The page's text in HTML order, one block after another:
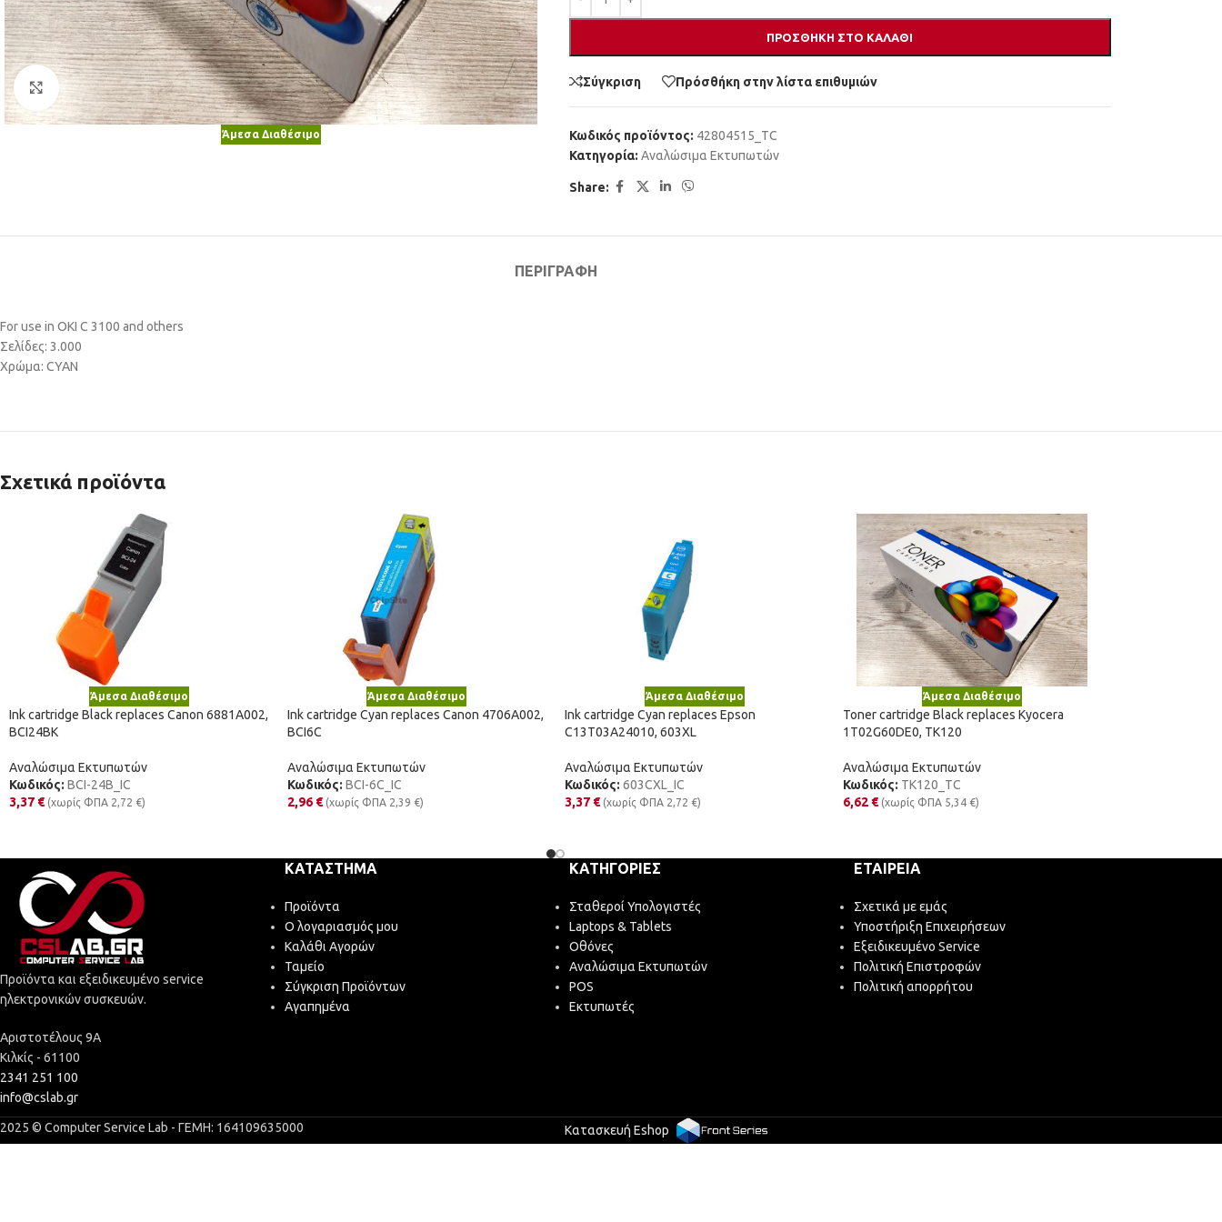
Κλικ για μεγέθυνση
Άμεσα Διαθέσιμο
ΠΡΟΣΘΉΚΗ ΣΤΟ ΚΑΛΆΘΙ
Σύγκριση Πρόσθήκη στην λίστα επιθυμιών
Κωδικός προϊόντος: 42804515_TC
Κατηγορία: Αναλώσιμα Εκτυπωτών
Share:
ΠΕΡΙΓΡΑΦΉ
For use in OKI C 3100 and others
Σελίδες: 3.000
Χρώμα: CYAN
Σχετικά προϊόντα
Άμεσα Διαθέσιμο
Ink cartridge Black replaces Canon 6881A002,
BCI24BK
Αναλώσιμα Εκτυπωτών
Κωδικός: BCI-24B_IC
3,37 € (χωρίς ΦΠΑ 2,72 €)
Άμεσα Διαθέσιμο
Ink cartridge Cyan replaces Canon 4706A002,
BCI6C
Αναλώσιμα Εκτυπωτών
Κωδικός: BCI-6C_IC
2,96 € (χωρίς ΦΠΑ 2,39 €)
Άμεσα Διαθέσιμο
Ink cartridge Cyan replaces Epson
C13T03A24010, 603XL
Αναλώσιμα Εκτυπωτών
Κωδικός: 603CXL_IC
3,37 € (χωρίς ΦΠΑ 2,72 €)
Άμεσα Διαθέσιμο
Toner cartridge Black replaces Kyocera
1T02G60DE0, TK120
Αναλώσιμα Εκτυπωτών
Κωδικός: TK120_TC
6,62 € (χωρίς ΦΠΑ 5,34 €)
Προϊόντα και εξειδικευμένο service
ηλεκτρονικών συσκευών.
Αριστοτέλους 9Α
Κιλκίς - 61100
2341 251 100
info@cslab.gr
ΚΑΤΆΣΤΗΜΑ
Προϊόντα
Ο λογαριασμός μου
Καλάθι Αγορών
Ταμείο
Σύγκριση Προϊόντων
Αγαπημένα
ΚΑΤΗΓΟΡΊΕΣ
Σταθεροί Υπολογιστές
Laptops & Tablets
Οθόνες
Αναλώσιμα Εκτυπωτών
POS
Εκτυπωτές
ΕΤΑΙΡΕΊΑ
Σχετικά με εμάς
Υποστήριξη Επιχειρήσεων
Εξειδικευμένο Service
Πολιτική Επιστροφών
Πολιτική απορρήτου
2025 © Computer Service Lab - ΓΕΜΗ: 164109635000 Κατασκευή Eshop